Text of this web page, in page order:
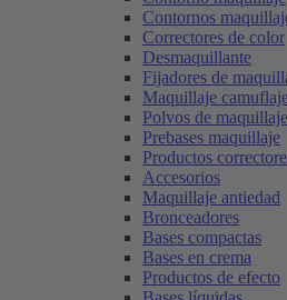
Contornos
Correctores de color
Desmaquillante
Fijadores de
Maquillaje
Polvos de
Prebases maquillaje
Productos
Accesorios
Maquillaje antiedad
Bronceadores
Bases compactas
Bases en crema
Productos de efecto